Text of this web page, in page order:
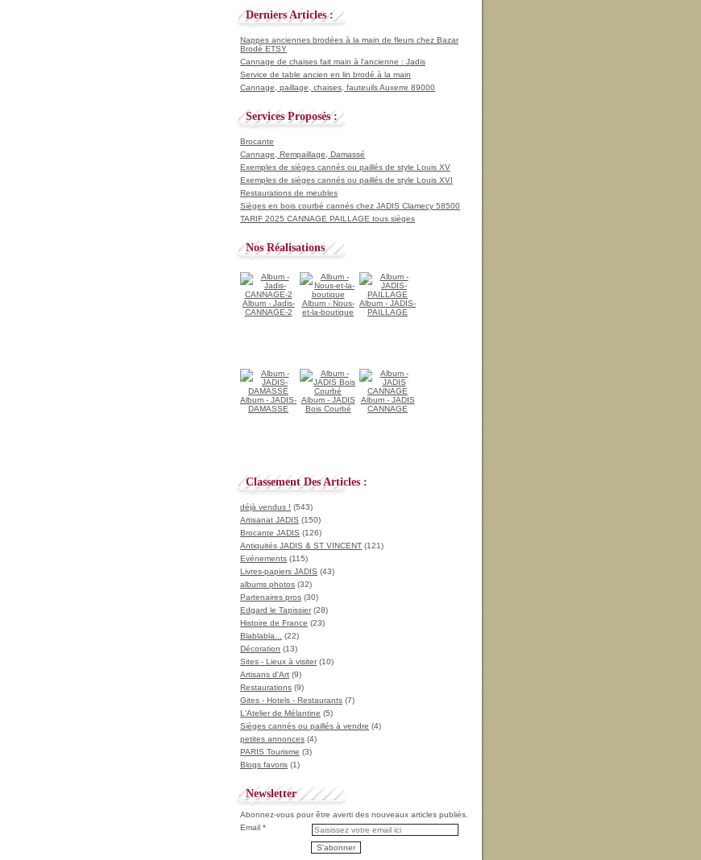
Derniers Articles :
Nappes anciennes brodées à la main de fleurs chez Bazar
Brodé ETSY
Cannage de chaises fait main à l'ancienne : Jadis
Service de table ancien en lin brodé à la main
Cannage, paillage, chaises, fauteuils Auxerre 89000
Services Proposés :
Brocante
Cannage, Rempaillage, Damassé
Exemples de sièges cannés ou paillés de style Louis XV
Exemples de sièges cannés ou paillés de style Louis XVI
Restaurations de meubles
Sièges en bois courbé cannés chez JADIS Clamecy 58500
TARIF 2025 CANNAGE PAILLAGE tous sièges
Nos Réalisations
Album - Jadis-
CANNAGE-2
Album - Nous-
et-la-boutique
Album - JADIS-
PAILLAGE
Album - JADIS-
DAMASSE
Album - JADIS
Bois Courbé
Album - JADIS
CANNAGE
Classement Des Articles :
déjà vendus ! (543)
Artisanat JADIS (150)
Brocante JADIS (126)
Antiquités JADIS & ST VINCENT (121)
Evénements (115)
Livres-papiers JADIS (43)
albums photos (32)
Partenaires pros (30)
Edgard le Tapissier(28)
Histoire de France (23)
Blablabla...
(22)
Décoration (13)
Sites - Lieux à visiter(10)
Artisans d'Art (9)
Restaurations (9)
Gites - Hotels - Restaurants (7)
L'Atelier de Mélantine (5)
Sièges cannés ou paillés à vendre (4)
petites annonces (4)
PARIS Tourisme (3)
Blogs favoris (1)
Newsletter
Abonnez-vous pour être averti des nouveaux articles publiés.
Email